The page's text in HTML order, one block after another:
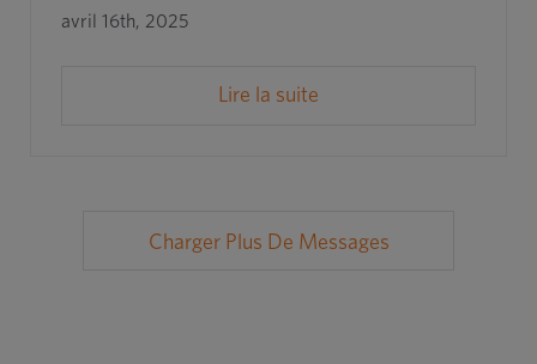
avril 16th, 2025
Lire la suite
Charger Plus De Messages